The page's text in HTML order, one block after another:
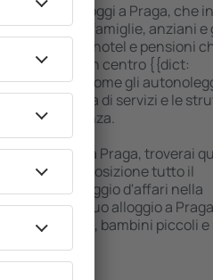
offerta di alloggi a Praga, che
coppie, famiglie, anziani e
in suite, hotel e pensioni
e si trovano in centro {{dict:
vicinanze, come gli
punti vendita di servizi e le
vacanza.
di lusso a Praga, troverai
Avrai a disposizione tutto il
o il tuo viaggio d'affari nella
il tuo alloggio a
neonati, bambini piccoli e